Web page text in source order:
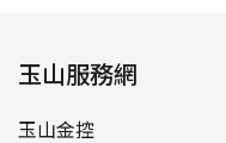
玉山服務網
玉山金控